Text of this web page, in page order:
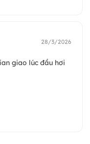
28/3/2026
giao lúc đầu hơi